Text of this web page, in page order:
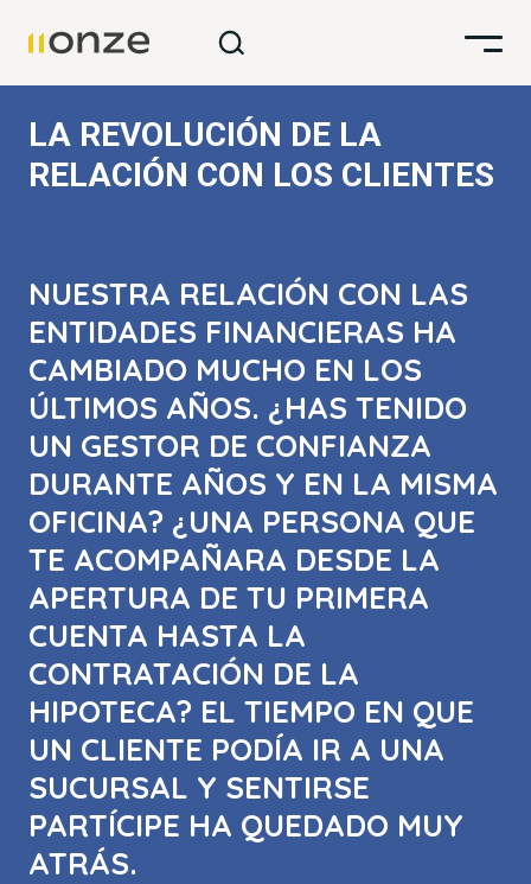
LA REVOLUCIÓN DE LA
RELACIÓN CON LOS CLIENTES
NUESTRA RELACIÓN CON LAS
ENTIDADES FINANCIERAS HA
CAMBIADO MUCHO EN LOS
ÚLTIMOS AÑOS. ¿HAS TENIDO
UN GESTOR DE CONFIANZA
DURANTE AÑOS Y EN LA MISMA
OFICINA? ¿UNA PERSONA QUE
TE ACOMPAÑARA DESDE LA
APERTURA DE TU PRIMERA
CUENTA HASTA LA
CONTRATACIÓN DE LA
HIPOTECA? EL TIEMPO EN QUE
UN CLIENTE PODÍA IR A UNA
SUCURSAL Y SENTIRSE
PARTÍCIPE HA QUEDADO MUY
ATRÁS.